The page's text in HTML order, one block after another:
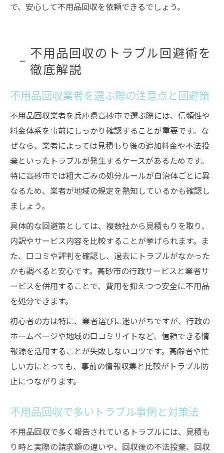
で、安心して不用品回収を依頼できるでしょう。
不用品回収のトラブル回避術を
徹底解説
不用品回収業者を選ぶ際の注意点と回避策
不用品回収業者を兵庫県高砂市で選ぶ際には、信頼性や
料金体系を事前にしっかり確認することが重要です。な
ぜなら、業者によっては見積もり後の追加料金や不法投
棄といったトラブルが発生するケースがあるためです。
特に高砂市では粗大ごみの処分ルールが自治体ごとに異
なるため、業者が地域の規定を熟知しているかも確認し
ましょう。
具体的な回避策としては、複数社から見積もりを取り、
内訳やサービス内容を比較することが挙げられます。ま
た、口コミや評判を確認し、過去にトラブルがなかった
かも調べると安心です。高砂市の行政サービスと業者サ
ービスを併用することで、費用を抑えつつ安全に不用品
を処分できます。
初心者の方は特に、業者選びに迷いがちですが、行政の
ホームページや地域の口コミサイトなど、信頼できる情
報源を活用することが失敗しないコツです。高齢者や忙
しい方にとっても、事前の情報収集と比較がトラブル防
止につながります。
不用品回収で多いトラブル事例と対策法
不用品回収で多く報告されているトラブルには、見積も
り時と実際の請求額の違いや、回収後の不法投棄、回収